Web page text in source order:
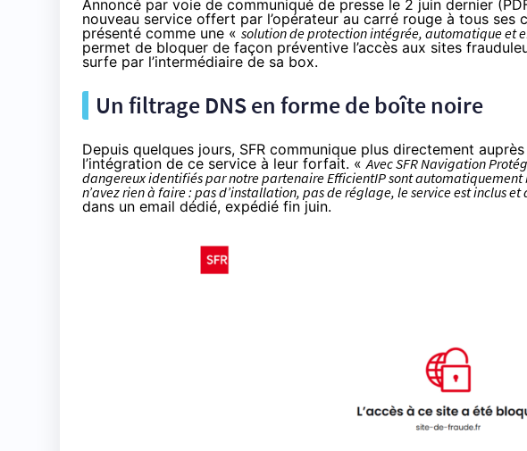
Annoncé par voie de communiqué de presse le 2 juin dernier (
nouveau service offert par l’opérateur au carré rouge à tous ses
présenté comme une « solution de protection intégrée, automatique et
permet de bloquer de façon préventive l’accès aux sites
surfe par l’intermédiaire de sa box.
Un filtrage DNS en forme de boîte noire
Depuis quelques jours, SFR communique plus directement
l’intégration de ce service à leur forfait. «Avec SFR Navigation
dangereux identifiés par notre partenaire EfficientIP sont automatiquement
n’avez rien à faire : pas d’installation, pas de réglage, le service est inclus
dans un email dédié, expédié fin juin.